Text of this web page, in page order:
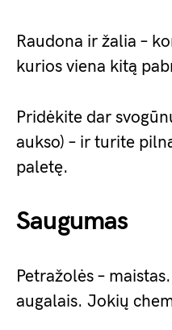
Raudona ir žalia –
kurios viena kitą
Pridėkite dar
aukso) – ir turite
paletę.
Saugumas
Petražolės –
augalais. Jokių